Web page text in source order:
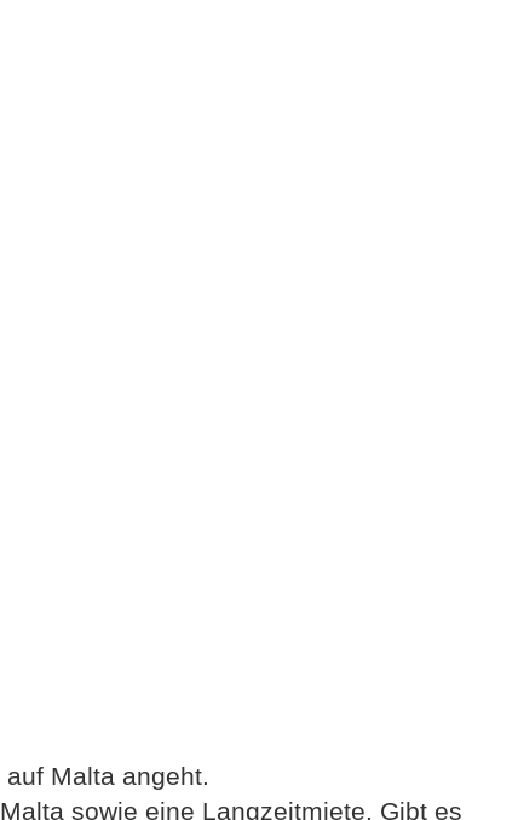
Malta angeht.
sowie eine Langzeitmiete. Gibt es